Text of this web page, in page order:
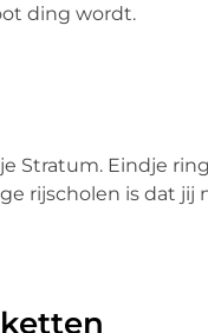
ding wordt.
Stratum. Eindje
rijscholen is dat jij